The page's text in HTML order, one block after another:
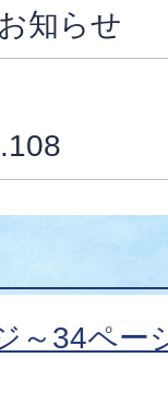
知らせ
～34ペー